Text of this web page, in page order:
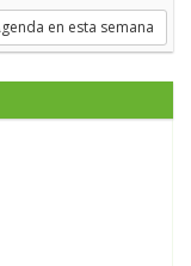
en esta semana